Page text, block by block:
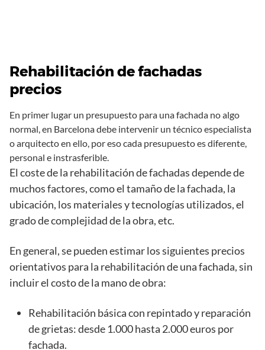
Rehabilitación de fachadas
precios
En primer lugar un presupuesto para una fachada no algo
normal, en Barcelona debe intervenir un técnico especialista
o arquitecto en ello, por eso cada presupuesto es diferente,
personal e instrasferible.
El coste de la rehabilitación de fachadas depende de
muchos factores, como el tamaño de la fachada, la
ubicación, los materiales y tecnologías utilizados, el
grado de complejidad de la obra, etc.
En general, se pueden estimar los siguientes precios
orientativos para la rehabilitación de una fachada, sin
incluir el costo de la mano de obra:
Rehabilitación básica con repintado y reparación
de grietas: desde 1.000 hasta 2.000 euros por
fachada.